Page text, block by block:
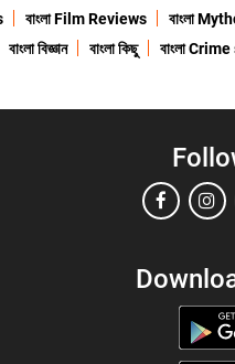
বাংলা Film Reviews
বাংলা
বাংলা বিজ্ঞান বাংলা কিছু বাংলা